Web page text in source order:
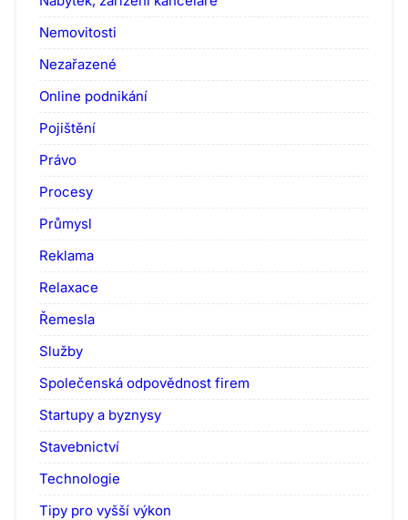
Nemovitosti
Nezařazené
Online podnikání
Pojištění
Právo
Procesy
Průmysl
Reklama
Relaxace
Řemesla
Služby
Společenská odpovědnost firem
Startupy a byznysy
Stavebnictví
Technologie
Tipy pro vyšší výkon